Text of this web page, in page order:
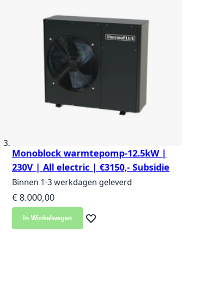
Monoblock warmtepomp-12.5kW |
230V | All electric | €3150,- Subsidie
Binnen 1-3 werkdagen geleverd
€ 8.000,00
In Winkelwagen Voeg toe aan verlanglijst